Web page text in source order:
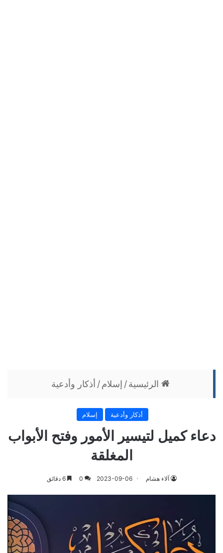
الرئيسية / إسلام / أذكار وأدعية
أذكار وأدعية إسلام
دعاء كميل لتيسير الأمور وفتح الأبواب
المغلقة
آلاء هشام 2023-09-06
0 6 دقائق